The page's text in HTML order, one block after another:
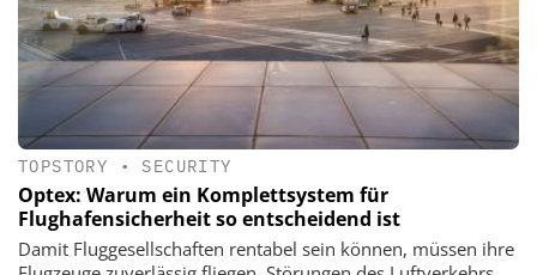
TOPSTORY • SECURITY
Optex: Warum ein Komplettsystem für
Flughafensicherheit so entscheidend ist
Damit Fluggesellschaften rentabel sein können, müssen ihre